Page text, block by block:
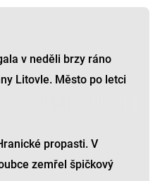
v neděli brzy ráno
Litovle. Město po letci
propasti. V
zemřel špičkový